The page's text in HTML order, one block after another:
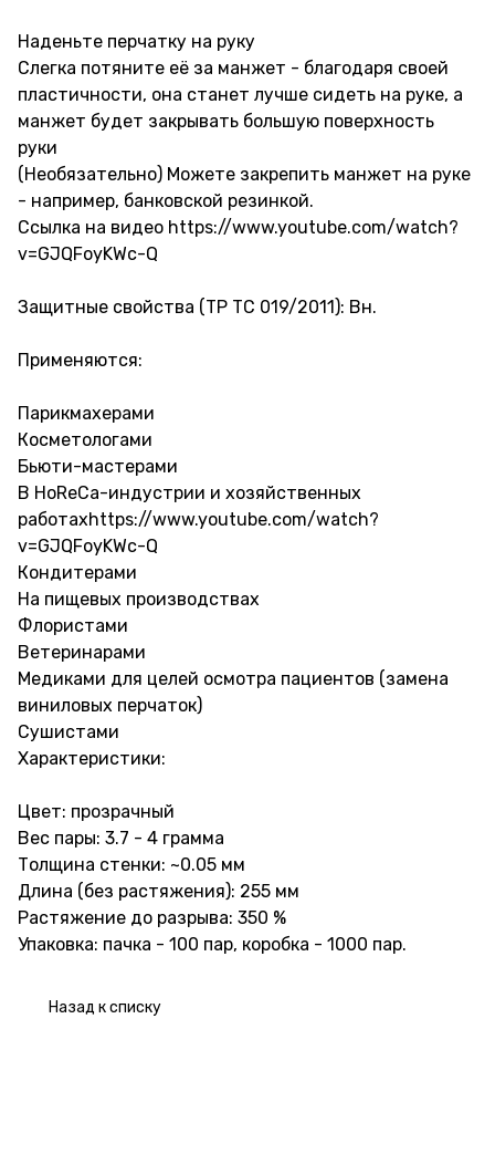
Наденьте перчатку на руку
Слегка потяните её за манжет - благодаря своей
пластичности, она станет лучше сидеть на руке, а
манжет будет закрывать большую поверхность
руки
(Необязательно) Можете закрепить манжет на руке
- например, банковской резинкой.
Ссылка на видео https://www.youtube.com/watch?
v=GJQFoyKWc-Q
Защитные свойства (ТР ТС 019/2011): Вн.
Применяются:
Парикмахерами
Косметологами
Бьюти-мастерами
В HoReCa-индустрии и хозяйственных
работахhttps://www.youtube.com/watch?
v=GJQFoyKWc-Q
Кондитерами
На пищевых производствах
Флористами
Ветеринарами
Медиками для целей осмотра пациентов (замена
виниловых перчаток)
Сушистами
Характеристики:
Цвет: прозрачный
Вес пары: 3.7 - 4 грамма
Толщина стенки: ~0.05 мм
Длина (без растяжения): 255 мм
Растяжение до разрыва: 350 %
Упаковка: пачка - 100 пар, коробка - 1000 пар.
Назад к списку